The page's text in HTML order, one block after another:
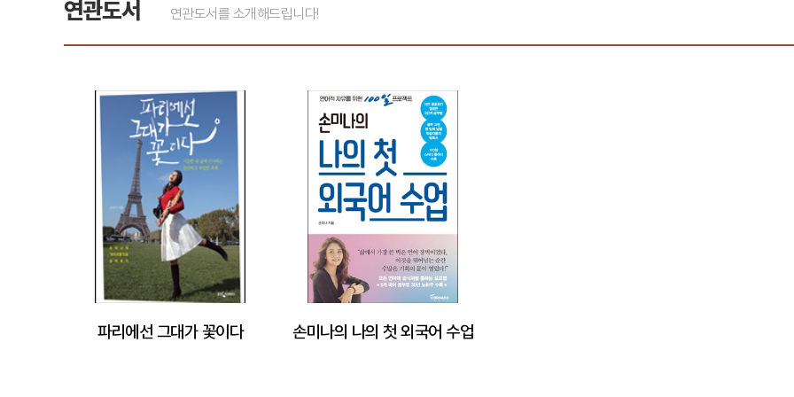
연관도서 연관도서를 소개해드립니다!
파리에선 그대가 꽃이다 손미나의 나의 첫 외국어 수업